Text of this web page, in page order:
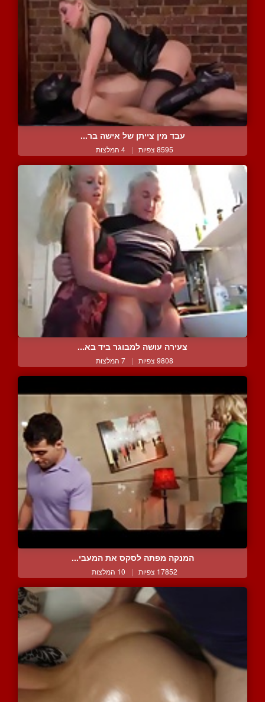
עבד מין צייתן של אישה בר...
8595 צפיות | 4 המלצות
צעירה עושה למבוגר ביד בא...
9808 צפיות | 7 המלצות
המנקה מפתה לסקס את המעבי...
17852 צפיות | 10 המלצות